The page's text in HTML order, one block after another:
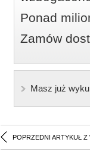
Ponad
Zamów
Masz już
POPRZEDNI ARTYKUŁ Z